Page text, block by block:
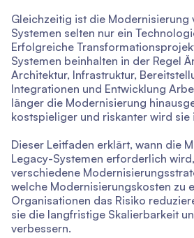
Gleichzeitig ist die Modernisierung
Systemen selten nur ein
Erfolgreiche
Systemen beinhalten in der Regel
Architektur, Infrastruktur,
Integrationen und Entwicklung
länger die Modernisierung
kostspieliger und riskanter wird sie
Dieser Leitfaden erklärt, wann die
Legacy-Systemen erforderlich
verschiedene
welche Modernisierungskosten zu
Organisationen das Risiko
sie die langfristige Skalierbarkeit
verbessern.